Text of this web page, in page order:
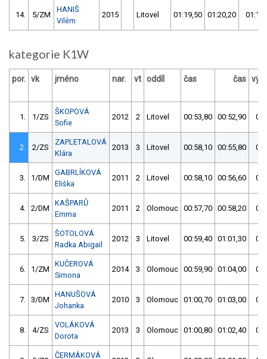
14. 5/ZM
HANIŠ
Vilém
2015 Litovel 01:19,50 01:20,20
kategorie K1W
por. vk jméno nar. vt oddíl čas čas
1. 1/ZS
ŠKOPOVÁ
Sofie
2012 2 Litovel 00:53,80 00:52,90
2. 2/ZS
ZAPLETALOVÁ
Klára
2013 3 Litovel 00:58,10 00:55,80
3. 1/DM
GABRLÍKOVÁ
Eliška
2011 2 Litovel 00:58,10 00:56,60
4. 2/DM
KAŠPARŮ
Emma
2011 2 Olomouc 00:57,70 00:58,20
5. 3/ZS
ŠOTOLOVÁ
Radka Abigail
2012 3 Litovel 00:59,40 01:01,30
6. 1/ZM
KUČEROVÁ
Simona
2014 3 Olomouc 00:59,90 01:04,00
7. 3/DM
HANUŠOVÁ
Johanka
2010 3 Olomouc 01:00,70 01:03,00
8. 4/ZS
VOLÁKOVÁ
Dorota
2013 3 Olomouc 01:00,80 01:02,40
ČERMÁKOVÁ